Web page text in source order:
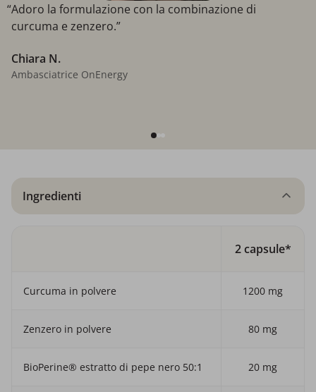
“Adoro la formulazione con la combinazione di
curcuma e zenzero.”
Chiara N.
Ambasciatrice OnEnergy
Ingredienti
2 capsule*
Curcuma in polvere 1200 mg
Zenzero in polvere 80 mg
BioPerine® estratto di pepe nero 50:1 20 mg